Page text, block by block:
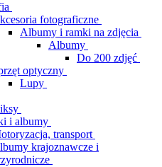
fotograficzne
Albumy i ramki na zdjęcia
Albumy
Do 200 zdjęć
optyczny
Lupy
i albumy
transport
krajoznawcze i